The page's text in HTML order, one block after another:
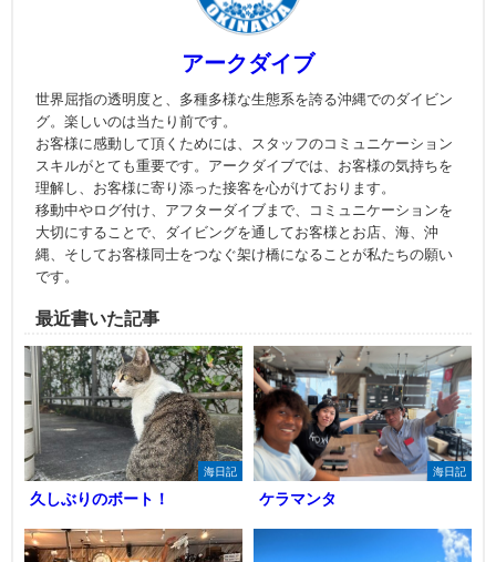
アークダイブ
世界屈指の透明度と、多種多様な生態系を誇る沖縄でのダイビン
グ。楽しいのは当たり前です。
お客様に感動して頂くためには、スタッフのコミュニケーション
スキルがとても重要です。アークダイブでは、お客様の気持ちを
理解し、お客様に寄り添った接客を心がけております。
移動中やログ付け、アフターダイブまで、コミュニケーションを
大切にすることで、ダイビングを通してお客様とお店、海、沖
縄、そしてお客様同士をつなぐ架け橋になることが私たちの願い
です。
最近書いた記事
海日記
久しぶりのボート！
海日記
ケラマンタ